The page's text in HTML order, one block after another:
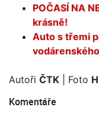
POČASÍ NA
krásně!
Auto s třemi
Autoři ČTK | Foto
Komentáře